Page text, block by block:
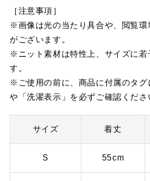
［注意事項］
※画像は光の当たり具合や、閲覧
がございます。
※ニット素材は特性上、サイズに若
す。
※ご使用の前に、商品に付属のタグ
や「洗濯表示」を必ずご確認くださ
サイズ 着丈
S 55cm